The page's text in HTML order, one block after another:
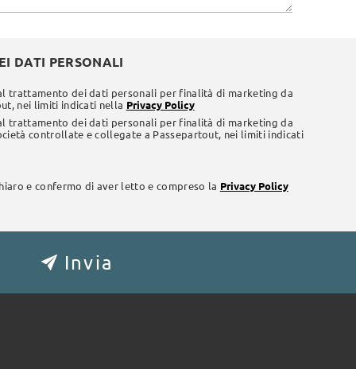
DATI PERSONALI
trattamento dei dati personali per finalità di marketing da
nei limiti indicati nella Privacy Policy
trattamento dei dati personali per finalità di marketing da
controllate e collegate a Passepartout, nei limiti indicati
e confermo di aver letto e compreso la Privacy Policy